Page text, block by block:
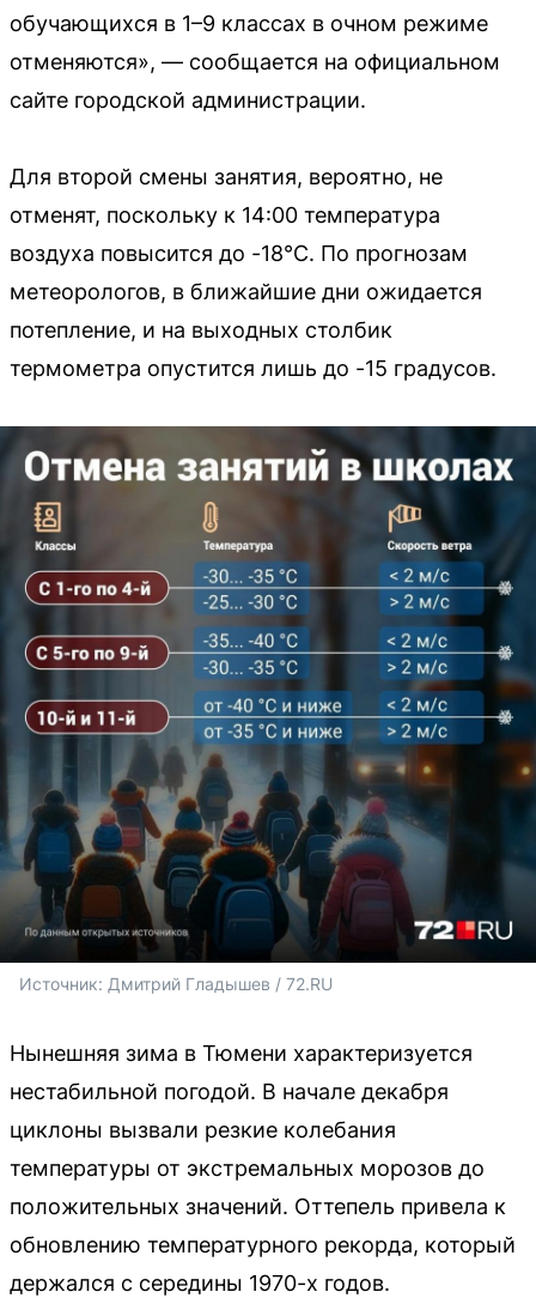
обучающихся в 1–9 классах в очном режиме
отменяются», — сообщается на официальном
сайте городской администрации.
Для второй смены занятия, вероятно, не
отменят, поскольку к 14:00 температура
воздуха повысится до -18°C. По прогнозам
метеорологов, в ближайшие дни ожидается
потепление, и на выходных столбик
термометра опустится лишь до -15 градусов.
Источник: Дмитрий Гладышев / 72.RU
Нынешняя зима в Тюмени характеризуется
нестабильной погодой. В начале декабря
циклоны вызвали резкие колебания
температуры от экстремальных морозов до
положительных значений. Оттепель привела к
обновлению температурного рекорда, который
держался с середины 1970-х годов.